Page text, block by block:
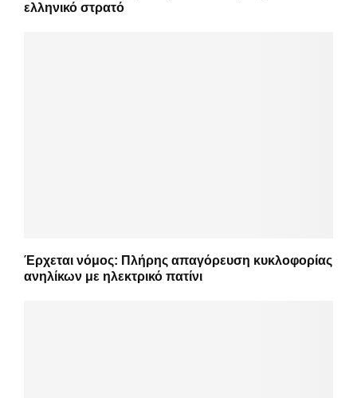
ελληνικό στρατό
Έρχεται νόμος: Πλήρης απαγόρευση κυκλοφορίας
ανηλίκων με ηλεκτρικό πατίνι